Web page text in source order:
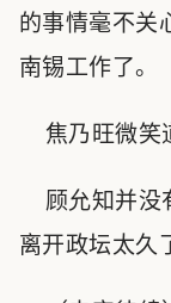
的事情毫不关
南锡工作了。
焦乃旺微笑
顾允知并没
离开政坛太久